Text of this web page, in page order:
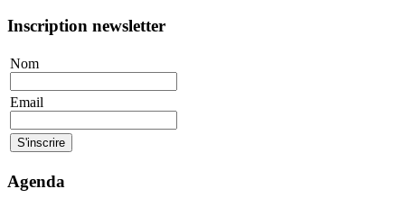
Inscription newsletter
Nom
Email
Agenda